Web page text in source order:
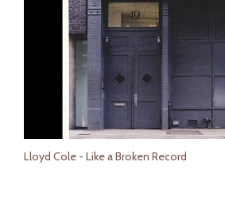
Lloyd Cole - Like a Broken Record